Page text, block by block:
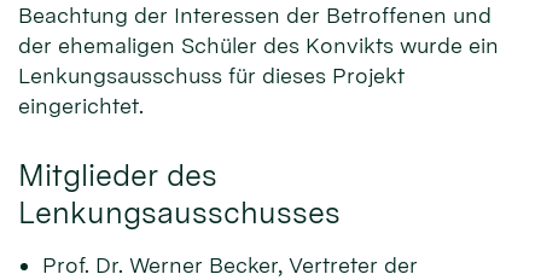
Beachtung der Interessen der Betroffenen und
der ehemaligen Schüler des Konvikts wurde ein
Lenkungsausschuss für dieses Projekt
eingerichtet.
Mitglieder des
Lenkungsausschusses
Prof. Dr. Werner Becker, Vertreter der